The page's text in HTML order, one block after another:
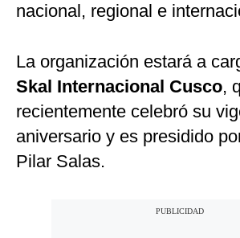
nacional, regional e
La organización estará a
Skal Internacional Cusco,
recientemente celebró su
aniversario y es presidido
Pilar Salas.